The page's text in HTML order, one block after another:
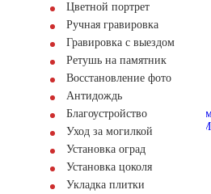
Цветной портрет
Ручная гравировка
Гравировка с выездом
Ретушь на памятник
Восстановление фото
Антидождь
Благоустройство
Уход за могилкой
Установка оград
Установка цоколя
Укладка плитки